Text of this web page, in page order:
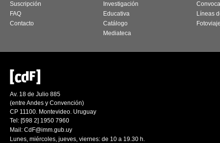
Suscripción
FAQ
Contacto
Investigación
Educativa
Catálogo
Mediateca
Líneas
Av. 18 de Julio 885
(entre Andes y Convención)
CP 11100. Montevideo. Uruguay
Tel: [598 2] 1950 7960
Mail: CdF@imm.gub.uy
Lunes, miércoles, jueves, viernes: de 10 a 19.30 h.